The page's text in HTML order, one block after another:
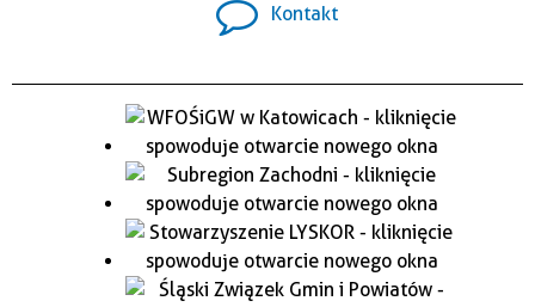
Kontakt